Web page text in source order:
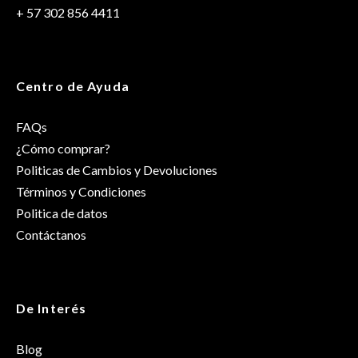
Género
+ 57 302 856 4411
Centro de Ayuda
FAQs
¿Cómo comprar?
Politicas de Cambios y Devoluciones
Términos y Condiciones
Politica de datos
Contáctanos
De Interés
Blog